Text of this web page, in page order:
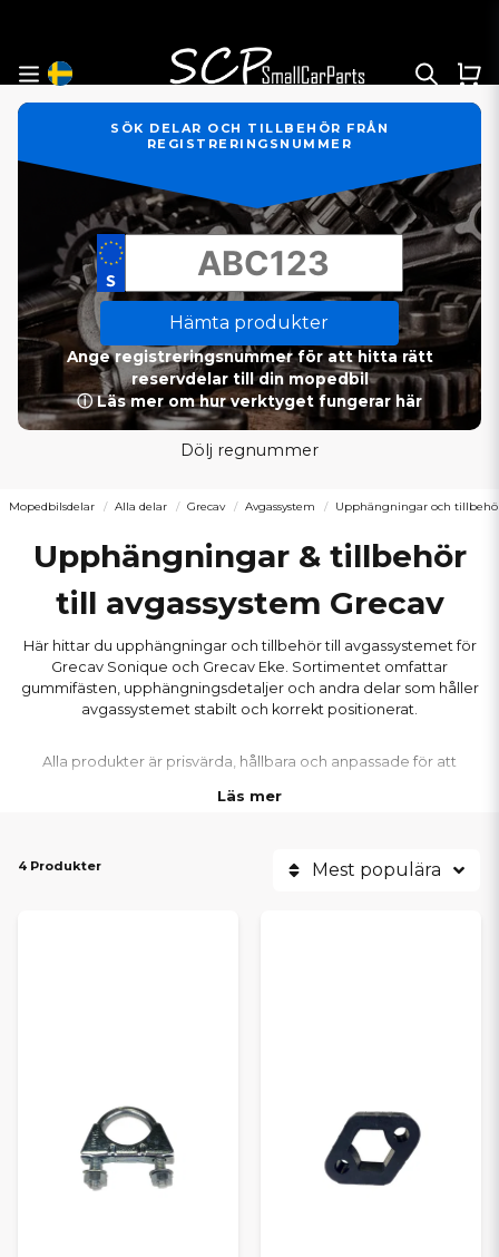
SÖK DELAR OCH TILLBEHÖR FRÅN
REGISTRERINGSNUMMER
Hämta produkter
Ange registreringsnummer för att hitta rätt
reservdelar till din mopedbil
ⓘ Läs mer om hur verktyget fungerar här
Dölj regnummer
Mopedbilsdelar Alla delar Grecav Avgassystem Upphängningar och
Upphängningar & tillbehör
till avgassystem Grecav
Här hittar du upphängningar och tillbehör till avgassystemet för
Grecav Sonique och Grecav Eke. Sortimentet omfattar
gummifästen, upphängningsdetaljer och andra delar som håller
avgassystemet stabilt och korrekt positionerat.
Alla produkter är prisvärda, hållbara och anpassade för att
chassit. Perfekt när du vill ersätta slitna fästen eller säkerställa en
Läs mer
4 Produkter Mest populära